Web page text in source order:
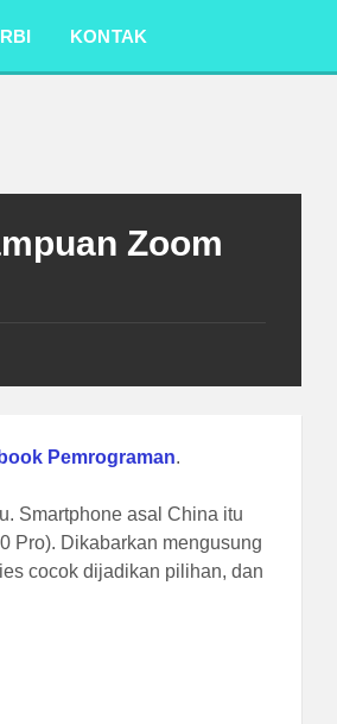
KONTAK
Zoom
Pemrograman.
Smartphone asal China itu
Pro). Dikabarkan mengusung
cocok dijadikan pilihan, dan